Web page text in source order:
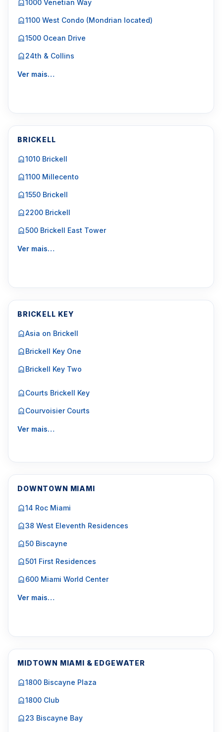
1000 Venetian Way
1100 West Condo (Mondrian located)
1500 Ocean Drive
24th & Collins
Ver mais…
BRICKELL
1010 Brickell
1100 Millecento
1550 Brickell
2200 Brickell
500 Brickell East Tower
Ver mais…
BRICKELL KEY
Asia on Brickell
Brickell Key One
Brickell Key Two
Courts Brickell Key
Courvoisier Courts
Ver mais…
DOWNTOWN MIAMI
14 Roc Miami
38 West Eleventh Residences
50 Biscayne
501 First Residences
600 Miami World Center
Ver mais…
MIDTOWN MIAMI & EDGEWATER
1800 Biscayne Plaza
1800 Club
23 Biscayne Bay